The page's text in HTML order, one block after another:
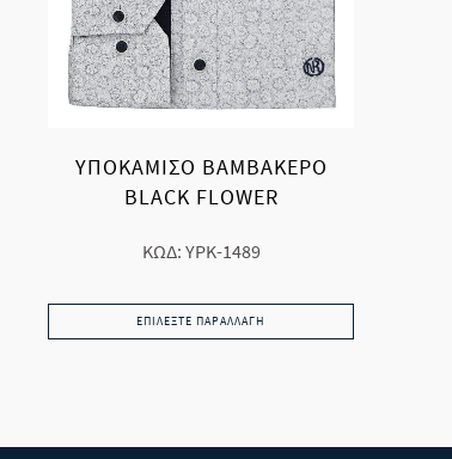
ΥΠΟΚΑΜΙΣΟ ΒΑΜΒΑΚΕΡΟ
BLACK FLOWER
ΚΩΔ: YPK-1489
ΕΠΙΛΈΞΤΕ ΠΑΡΑΛΛΑΓΉ